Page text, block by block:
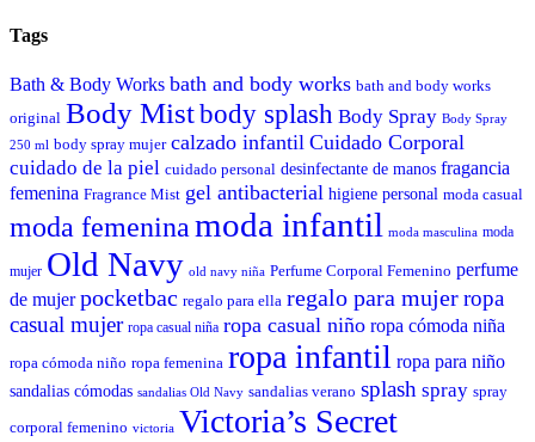
Tags
Bath & Body Works bath and body works bath and body works
original Body Mistbody splash Body Spray Body Spray
250 ml body spray mujer calzado infantil Cuidado Corporal
cuidado de la piel cuidado personal desinfectante de manos fragancia
femenina Fragrance Mist gel antibacterial higiene personal moda casual
moda femeninamoda infantil moda masculina moda
mujer Old Navy old navy niña Perfume Corporal Femenino perfume
de mujer pocketbac regalo para ella regalo para mujerropa
casual mujer ropa casual niña ropa casual niño ropa cómoda niña
ropa cómoda niño ropa femenina ropa infantil ropa para niño
sandalias cómodas sandalias Old Navy sandalias verano splash spray spray
corporal femenino victoria Victoria’s Secret